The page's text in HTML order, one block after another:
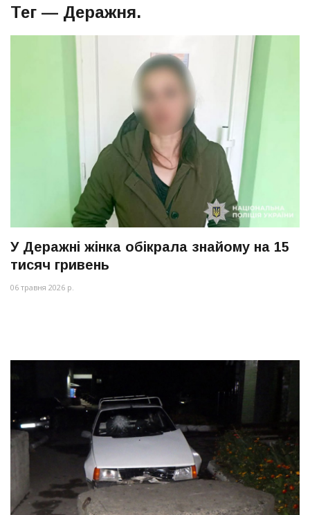
Тег — Деражня.
У Деражні жінка обікрала знайому на 15
тисяч гривень
06 травня 2026 р.